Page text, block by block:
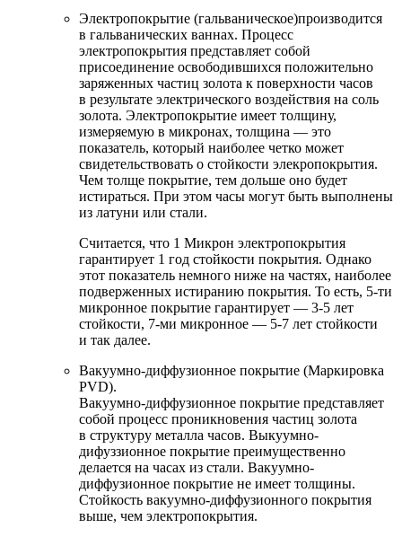
Электропокрытие (гальваническое)производится
в гальванических ваннах. Процесс
электропокрытия представляет собой
присоединение освободившихся положительно
заряженных частиц золота к поверхности часов
в результате электрического воздействия на соль
золота. Электропокрытие имеет толщину,
измеряемую в микронах, толщина — это
показатель, который наиболее четко может
свидетельствовать о стойкости элекропокрытия.
Чем толще покрытие, тем дольше оно будет
истираться. При этом часы могут быть выполнены
из латуни или стали.
Считается, что 1 Микрон электропокрытия
гарантирует 1 год стойкости покрытия. Однако
этот показатель немного ниже на частях, наиболее
подверженных истиранию покрытия. То есть, 5-ти
микронное покрытие гарантирует — 3-5 лет
стойкости, 7-ми микронное — 5-7 лет стойкости
и так далее.
Вакуумно-диффузионное покрытие (Маркировка
PVD).
Вакуумно-диффузионное покрытие представляет
собой процесс проникновения частиц золота
в структуру металла часов. Выкуумно-
дифуззионное покрытие преимущественно
делается на часах из стали. Вакуумно-
диффузионное покрытие не имеет толщины.
Стойкость вакуумно-диффузионного покрытия
выше, чем электропокрытия.